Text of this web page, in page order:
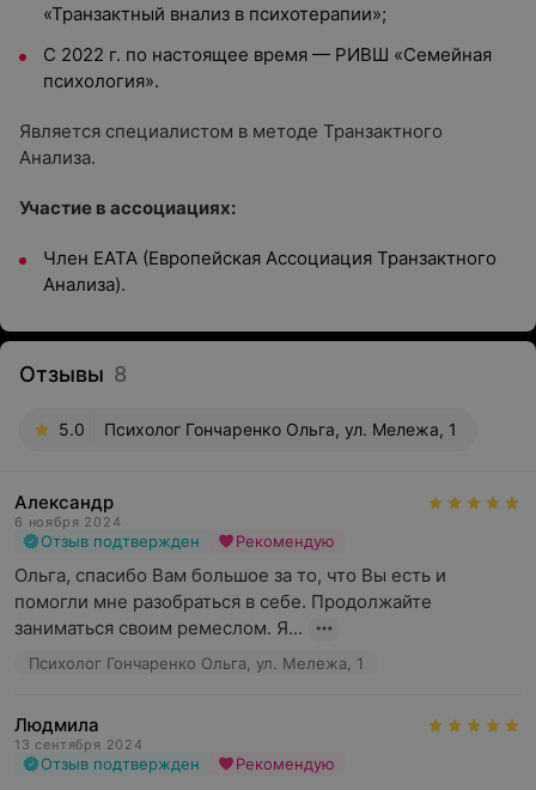
«Транзактный внализ в психотерапии»;
С 2022 г. по настоящее время — РИВШ «Семейная
психология».
Является специалистом в методе Транзактного
Анализа.
Участие в ассоциациях:
Член ЕАТА (Европейская Ассоциация Транзактного
Анализа).
Отзывы 8
5.0 Психолог Гончаренко Ольга, ул. Мележа, 1
Александр
6 ноября 2024
Отзыв подтвержден Рекомендую
Ольга, спасибо Вам большое за то, что Вы есть и
помогли мне разобраться в себе. Продолжайте
заниматься своим ремеслом. Я...
Психолог Гончаренко Ольга, ул. Мележа, 1
Людмила
13 сентября 2024
Отзыв подтвержден Рекомендую